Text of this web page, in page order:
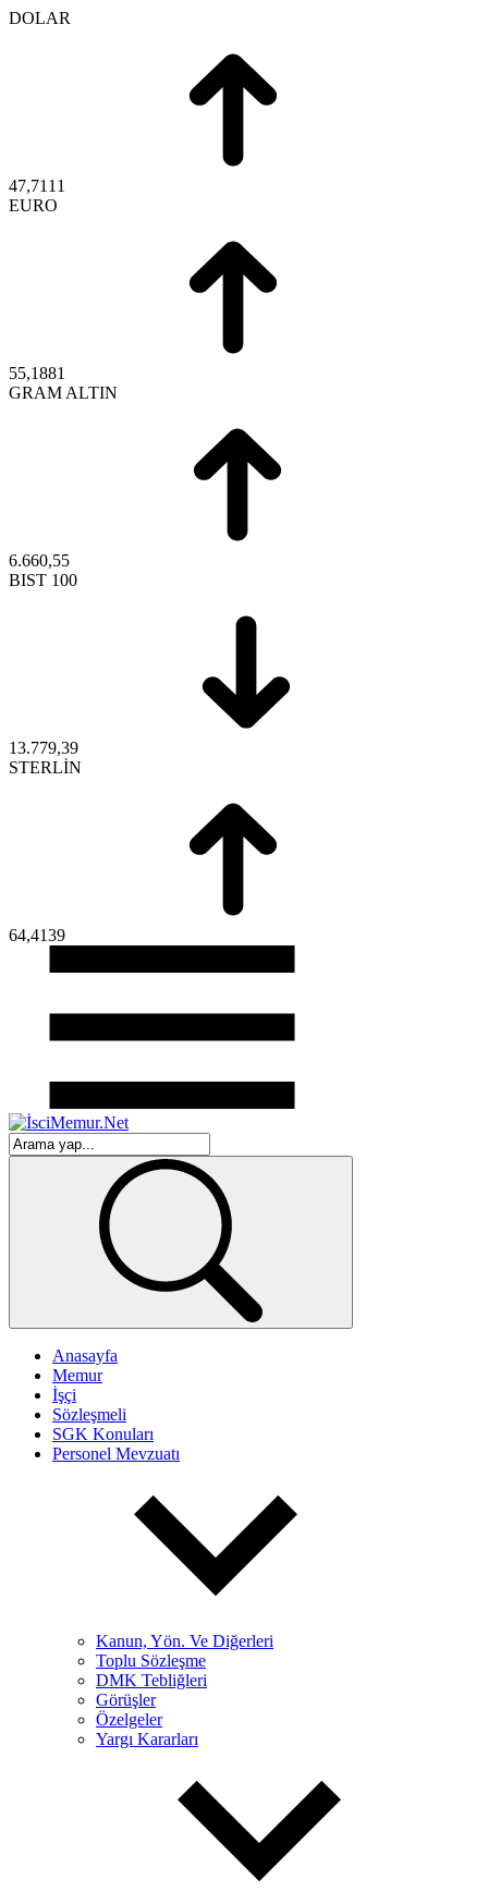
DOLAR
47,7111
EURO
55,1881
GRAM ALTIN
6.660,55
BIST 100
13.779,39
STERLİN
64,4139
Anasayfa
Memur
İşçi
Sözleşmeli
SGK Konuları
Personel Mevzuatı
Kanun, Yön. Ve Diğerleri
Toplu Sözleşme
DMK Tebliğleri
Görüşler
Özelgeler
Yargı Kararları